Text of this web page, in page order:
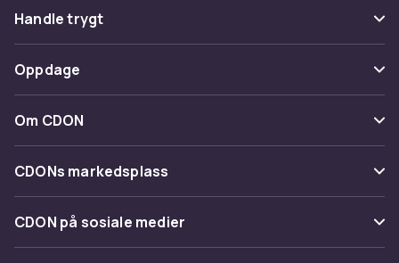
Vanlige spørsmål
Spor pakke
Angre & returner her
Kontakt oss
Handle trygt
Betaling
Levering
Tilbakekallinger
Oppdage
Kategorier
Varemerker
Om CDON
Om oss
Kundeanmeldelser
Jobbe på CDON
CDONs markedsplass
Merchant Help Center
CDON på sosiale medier